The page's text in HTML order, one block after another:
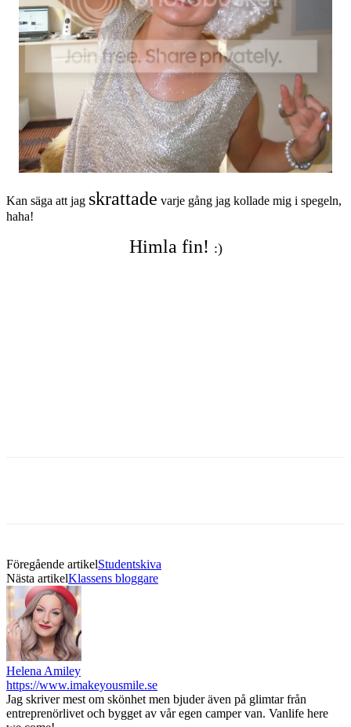
Kan säga att jag skrattade varje gång jag kollade mig i spegeln,
haha!
Himla fin! :)
Föregående artikelStudentskiva
Nästa artikelKlassens bloggare
Helena Amiley
https://www.imakeyousmile.se
Jag skriver mest om skönhet men bjuder även på glimtar från
entreprenörlivet och bygget av vår egen camper van. Vanlife here